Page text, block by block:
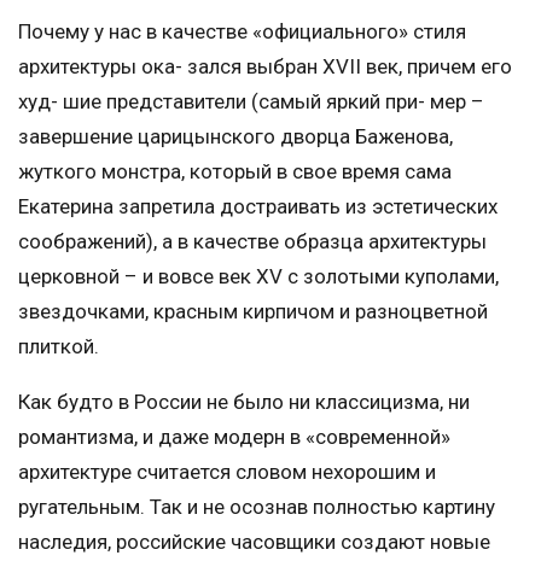
Почему у нас в качестве «официального» стиля
архитектуры ока- зался выбран XVII век, причем его
худ- шие представители (самый яркий при- мер –
завершение царицынского дворца Баженова,
жуткого монстра, который в свое время сама
Екатерина запретила достраивать из эстетических
соображений), а в качестве образца архитектуры
церковной – и вовсе век XV с золотыми куполами,
звездочками, красным кирпичом и разноцветной
плиткой.
Как будто в России не было ни классицизма, ни
романтизма, и даже модерн в «современной»
архитектуре считается словом нехорошим и
ругательным. Так и не осознав полностью картину
наследия, российские часовщики создают новые